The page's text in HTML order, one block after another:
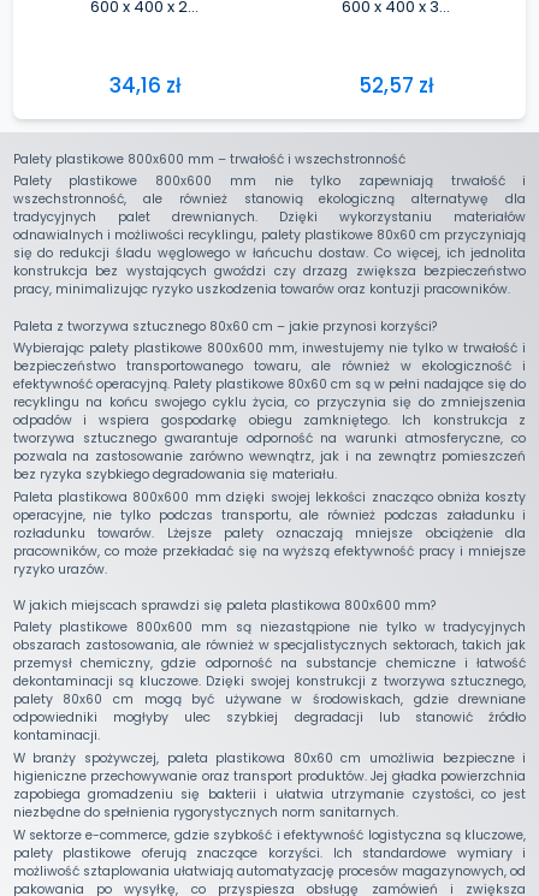
Palety plastikowe 800x600 mm – trwałość i wszechstronność
Palety plastikowe 800x600 mm nie tylko zapewniają trwałość i
wszechstronność, ale również stanowią ekologiczną alternatywę dla
tradycyjnych palet drewnianych. Dzięki wykorzystaniu materiałów
odnawialnych i możliwości recyklingu, palety plastikowe 80x60 cm przyczyniają
się do redukcji śladu węglowego w łańcuchu dostaw. Co więcej, ich jednolita
konstrukcja bez wystających gwoździ czy drzazg zwiększa bezpieczeństwo
pracy, minimalizując ryzyko uszkodzenia towarów oraz kontuzji pracowników.
Paleta z tworzywa sztucznego 80x60 cm – jakie przynosi korzyści?
Wybierając palety plastikowe 800x600 mm, inwestujemy nie tylko w trwałość i
bezpieczeństwo transportowanego towaru, ale również w ekologiczność i
efektywność operacyjną. Palety plastikowe 80x60 cm są w pełni nadające się do
recyklingu na końcu swojego cyklu życia, co przyczynia się do zmniejszenia
odpadów i wspiera gospodarkę obiegu zamkniętego. Ich konstrukcja z
tworzywa sztucznego gwarantuje odporność na warunki atmosferyczne, co
pozwala na zastosowanie zarówno wewnątrz, jak i na zewnątrz pomieszczeń
bez ryzyka szybkiego degradowania się materiału.
Paleta plastikowa 800x600 mm dzięki swojej lekkości znacząco obniża koszty
operacyjne, nie tylko podczas transportu, ale również podczas załadunku i
rozładunku towarów. Lżejsze palety oznaczają mniejsze obciążenie dla
pracowników, co może przekładać się na wyższą efektywność pracy i mniejsze
ryzyko urazów.
W jakich miejscach sprawdzi się paleta plastikowa 800x600 mm?
Palety plastikowe 800x600 mm są niezastąpione nie tylko w tradycyjnych
obszarach zastosowania, ale również w specjalistycznych sektorach, takich jak
przemysł chemiczny, gdzie odporność na substancje chemiczne i łatwość
dekontaminacji są kluczowe. Dzięki swojej konstrukcji z tworzywa sztucznego,
palety 80x60 cm mogą być używane w środowiskach, gdzie drewniane
odpowiedniki mogłyby ulec szybkiej degradacji lub stanowić źródło
kontaminacji.
W branży spożywczej, paleta plastikowa 80x60 cm umożliwia bezpieczne i
higieniczne przechowywanie oraz transport produktów. Jej gładka powierzchnia
zapobiega gromadzeniu się bakterii i ułatwia utrzymanie czystości, co jest
niezbędne do spełnienia rygorystycznych norm sanitarnych.
W sektorze e-commerce, gdzie szybkość i efektywność logistyczna są kluczowe,
palety plastikowe oferują znaczące korzyści. Ich standardowe wymiary i
możliwość sztaplowania ułatwiają automatyzację procesów magazynowych, od
pakowania po wysyłkę, co przyspiesza obsługę zamówień i zwiększa